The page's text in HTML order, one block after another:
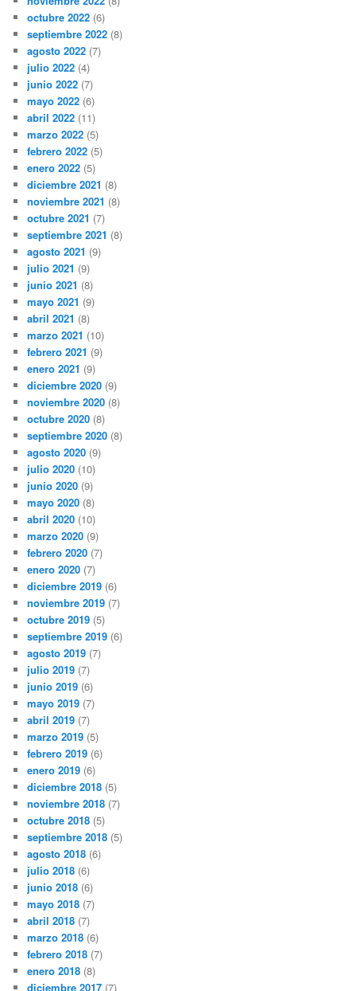
octubre 2022 (6)
septiembre 2022 (8)
agosto 2022 (7)
julio 2022 (4)
junio 2022 (7)
mayo 2022 (6)
abril 2022 (11)
marzo 2022 (5)
febrero 2022 (5)
enero 2022 (5)
diciembre 2021 (8)
noviembre 2021 (8)
octubre 2021 (7)
septiembre 2021 (8)
agosto 2021 (9)
julio 2021 (9)
junio 2021 (8)
mayo 2021 (9)
abril 2021 (8)
marzo 2021 (10)
febrero 2021 (9)
enero 2021 (9)
diciembre 2020 (9)
noviembre 2020 (8)
octubre 2020 (8)
septiembre 2020 (8)
agosto 2020 (9)
julio 2020 (10)
junio 2020 (9)
mayo 2020 (8)
abril 2020 (10)
marzo 2020 (9)
febrero 2020 (7)
enero 2020 (7)
diciembre 2019 (6)
noviembre 2019 (7)
octubre 2019 (5)
septiembre 2019 (6)
agosto 2019 (7)
julio 2019 (7)
junio 2019 (6)
mayo 2019 (7)
abril 2019 (7)
marzo 2019 (5)
febrero 2019 (6)
enero 2019 (6)
diciembre 2018 (5)
noviembre 2018 (7)
octubre 2018 (5)
septiembre 2018 (5)
agosto 2018 (6)
julio 2018 (6)
junio 2018 (6)
mayo 2018 (7)
abril 2018 (7)
marzo 2018 (6)
febrero 2018 (7)
enero 2018 (8)
diciembre 2017 (7)